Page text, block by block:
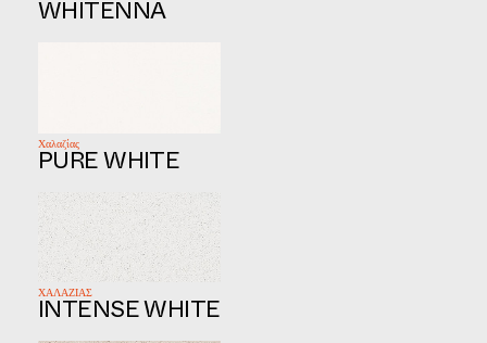
WHITENNA
PURE WHITE
Χαλαζίας
INTENSE WHITE
ΧΑΛΑΖΙΑΣ